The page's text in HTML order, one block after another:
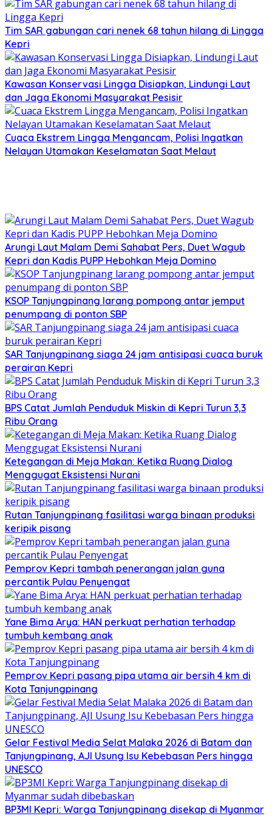
Tim SAR gabungan cari nenek 68 tahun hilang di Lingga
Kepri
Kawasan Konservasi Lingga Disiapkan, Lindungi Laut
dan Jaga Ekonomi Masyarakat Pesisir
Cuaca Ekstrem Lingga Mengancam, Polisi Ingatkan
Nelayan Utamakan Keselamatan Saat Melaut
Arungi Laut Malam Demi Sahabat Pers, Duet Wagub
Kepri dan Kadis PUPP Hebohkan Meja Domino
KSOP Tanjungpinang larang pompong antar jemput
penumpang di ponton SBP
SAR Tanjungpinang siaga 24 jam antisipasi cuaca buruk
perairan Kepri
BPS Catat Jumlah Penduduk Miskin di Kepri Turun 3,3
Ribu Orang
Ketegangan di Meja Makan: Ketika Ruang Dialog
Menggugat Eksistensi Nurani
Rutan Tanjungpinang fasilitasi warga binaan produksi
keripik pisang
Pemprov Kepri tambah penerangan jalan guna
percantik Pulau Penyengat
Yane Bima Arya: HAN perkuat perhatian terhadap
tumbuh kembang anak
Pemprov Kepri pasang pipa utama air bersih 4 km di
Kota Tanjungpinang
Gelar Festival Media Selat Malaka 2026 di Batam dan
Tanjungpinang, AJI Usung Isu Kebebasan Pers hingga
UNESCO
BP3MI Kepri: Warga Tanjungpinang disekap di Myanmar